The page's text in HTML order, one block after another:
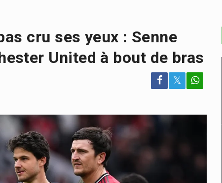
cru ses yeux : Senne
United à bout de bras
𝕏